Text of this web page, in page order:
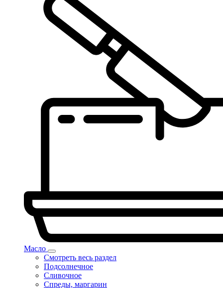
Масло
Смотреть весь раздел
Подсолнечное
Сливочное
Спреды, маргарин